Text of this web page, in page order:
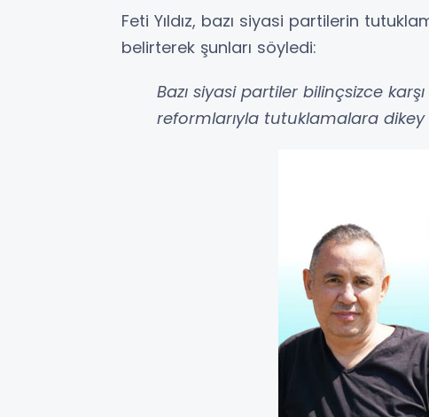
Feti Yıldız, bazı siyasi partilerin
belirterek şunları söyledi:
Bazı siyasi partiler bilinçsizce
reformlarıyla tutuklamalara